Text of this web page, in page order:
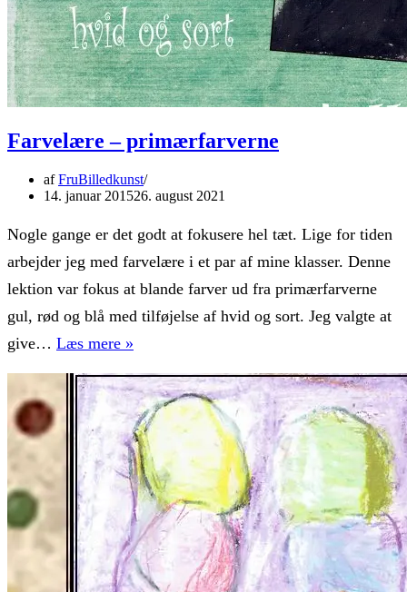
Farvelære – primærfarverne
afFruBilledkunst
14. januar 201526. august 2021
Nogle gange er det godt at fokusere hel tæt. Lige for tiden
arbejder jeg med farvelære i et par af mine klasser. Denne
lektion var fokus at blande farver ud fra primærfarverne
gul, rød og blå med tilføjelse af hvid og sort. Jeg valgte at
give… Læs mere »
–
primærfarverne